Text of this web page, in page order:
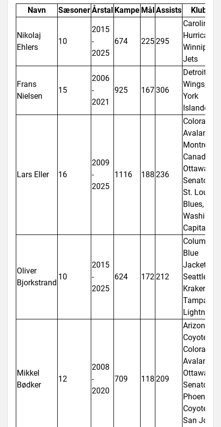
Navn SæsonerÅrstal Kampe MålAssists Klubber
Nikolaj
Ehlers
10
2015
-
2025
674 225295
Carolina
Winnipeg
Jets
Frans
Nielsen
15
2006
-
2021
925 167306
Detroit Red
Wings,
York
Islanders
Lars Eller 16
2009
-
2025
1116 188 236
Colorado
Avalanche,
Montreal
Canadiens,
Ottawa
Senators,
St. Louis
Blues,
Capitals
Oliver
Bjorkstrand
10
2015
-
2025
624 172212
Columbus
Blue
Jackets,
Seattle
Kraken,
Tampa
Lightning
Mikkel
Bødker
12
2008
-
2020
709 118 209
Arizona
Coyotes,
Colorado
Avalanche,
Ottawa
Senators,
Phoenix
Coyotes,
San Jose